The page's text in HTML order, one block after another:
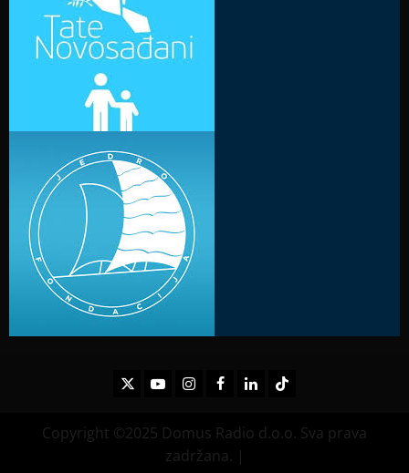
TwitterYoutubeInstagramFacebook
LinkedInTikTok
Copyright ©2025 Domus Radio d.o.o. Sva prava
zadržana. |